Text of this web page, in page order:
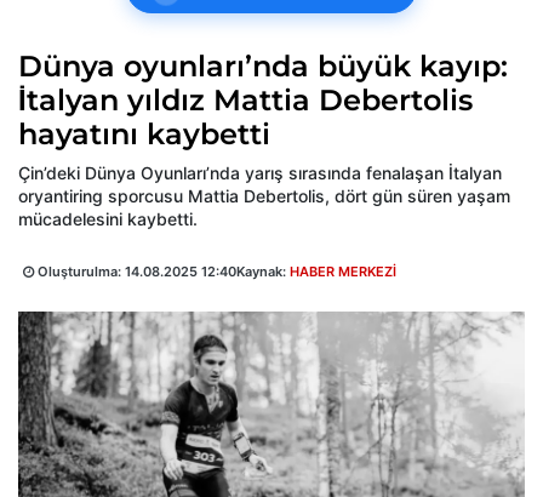
Dünya oyunları’nda büyük kayıp:
İtalyan yıldız Mattia Debertolis
hayatını kaybetti
Çin’deki Dünya Oyunları’nda yarış sırasında fenalaşan İtalyan
oryantiring sporcusu Mattia Debertolis, dört gün süren yaşam
mücadelesini kaybetti.
Oluşturulma: 14.08.2025 12:40Kaynak: HABER MERKEZİ